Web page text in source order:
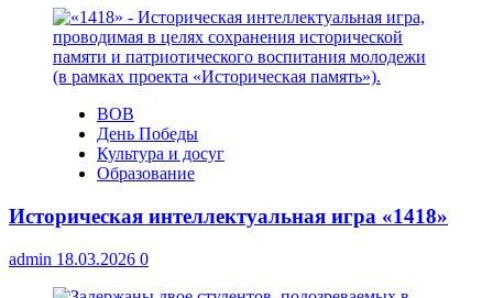
ВОВ
День Победы
Культура и досуг
Образование
Историческая интеллектуальная игра «1418»
admin 18.03.2026 0